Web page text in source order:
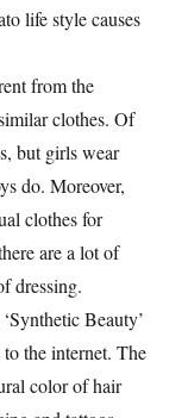
life style causes
from the
clothes. Of
but girls wear
do. Moreover,
clothes for
are a lot of
dressing.
Beauty’
the internet. The
color of hair